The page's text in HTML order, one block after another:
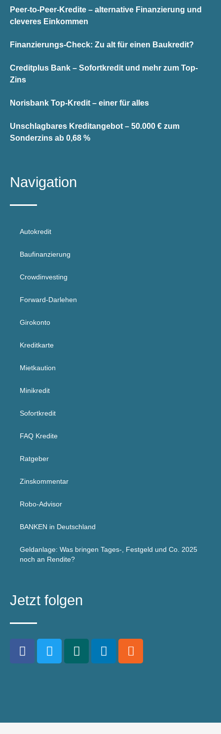
Peer-to-Peer-Kredite – alternative Finanzierung und
cleveres Einkommen
Finanzierungs-Check: Zu alt für einen Baukredit?
Creditplus Bank – Sofortkredit und mehr zum Top-
Zins
Norisbank Top-Kredit – einer für alles
Unschlagbares Kreditangebot – 50.000 € zum
Sonderzins ab 0,68 %
Navigation
Autokredit
Baufinanzierung
Crowdinvesting
Forward-Darlehen
Girokonto
Kreditkarte
Mietkaution
Minikredit
Sofortkredit
FAQ Kredite
Ratgeber
Zinskommentar
Robo-Advisor
BANKEN in Deutschland
Geldanlage: Was bringen Tages-, Festgeld und Co. 2025
noch an Rendite?
Jetzt folgen